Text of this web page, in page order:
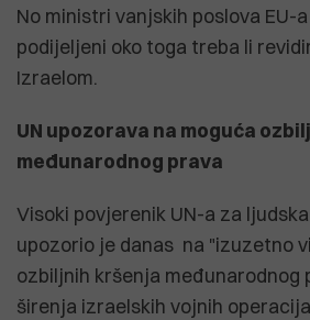
No ministri vanjskih poslova EU-
podijeljeni oko toga treba li
Izraelom.
UN upozorava na moguća
međunarodnog prava
Visoki povjerenik UN-a za
upozorio je danas na "izuzetno
ozbiljnih kršenja međunarodnog
širenja izraelskih vojnih